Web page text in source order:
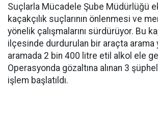
Suçlarla Mücadele Şube Müdürlüğü
kaçakçılık suçlarının önlenmesi ve
yönelik çalışmalarını sürdürüyor. Bu
ilçesinde durdurulan bir araçta arama
aramada 2 bin 400 litre etil alkol ele
Operasyonda gözaltına alınan 3
işlem başlatıldı.